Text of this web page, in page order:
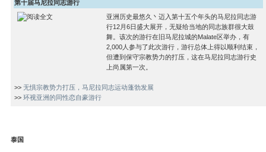
第十届马尼拉同志游行
亚洲历史最悠久丶迈入第十五个年头的马尼拉同志游
行12月6日盛大展开，无疑给当地的同志族群很大鼓
舞。该次的游行在旧马尼拉城的Malate区举办，有
2,000人参与了此次游行，游行总体上得以顺利结束，
但遭到保守宗教势力的打压，这在马尼拉同志游行史
上尚属第一次。
>> 无惧宗教势力打压，马尼拉同志运动蓬勃发展
>> 环视亚洲的同性恋自豪游行
泰国